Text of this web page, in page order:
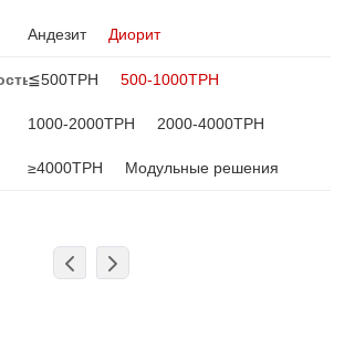
Андезит Диорит
≦500TPH 500-1000TPH
1000-2000TPH 2000-4000TPH
≥4000TPH Модульные решения